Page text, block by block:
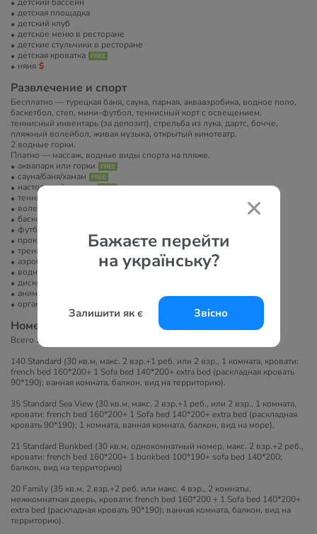
Бажаєте перейти
на українську?
Залишити як є Звісно
детская площадка
детский клуб
детское меню в ресторане
детские стульчики в ресторане
детская кроватка
няня
Развлечение и спорт
Бесплатно — турецкая баня, сауна, парная, аквааэробика, водное поло,
баскетбол, степ, мини-футбол, теннисный корт с освещением,
теннисный инвентарь (за депозит), стрельба из лука, дартс, бочче,
пляжный волейбол, живая музыка, открытый кинотеатр.
2 водные горки.
Платно — массаж, водные виды спорта на пляже.
аквапарк или горки
сауна/баня/хамам
настольный теннис
теннисный корт
волейбол
баскетбольная площадка
футбольное поле
прокат велосипедов
тренажерный зал
аэробика
водные развлечения
диско-клуб
анимация
организация экскурсий
Номера
Всего 200 номеров:
140 Standard (30 кв.м, макс. 2 взр.+1 реб. или 2 взр., 1 комната, кровати:
french bed 160*200+ 1 Sofa bed 140*200+ extra bed (раскладная кровать
90*190); ванная комната, балкон, вид на территорию).
35 Standard Sea View (30 кв.м, макс. 2 взр.+1 реб., или 2 взр., 1 комната,
кровати: french bed 160*200+ 1 Sofa bed 140*200+ extra bed (раскладная
кровать 90*190); 1 комната, ванная комната, балкон, вид на море).
21 Standard Bunkbed (30 кв.м, однокомнатный номер, макс. 2 взр.+2 реб.,
кровати: french bed 160*200+ 1 bunkbed 100*190+ sofa bed 140*200;
балкон, вид на территорию)
20 Family (35 кв.м, 2 взр.+2 реб. или макс. 4 взр., 2 комнаты,
межкомнатная дверь, кровати: french bed 160*200 + 1 Sofa bed 140*200+
extra bed (раскладная кровать 90*190); ванная комната, балкон, вид на
территорию).